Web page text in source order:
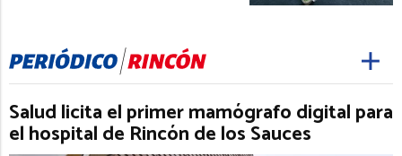
Salud licita el primer mamógrafo digital para
el hospital de Rincón de los Sauces